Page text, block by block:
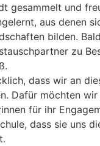
gesammelt und
aus denen
bilden.
zu
dass wir an
Dafür möchten
für ihr
dass sie uns